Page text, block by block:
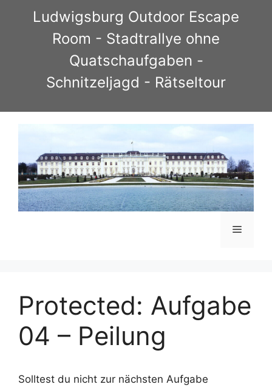
Ludwigsburg Outdoor Escape
Room - Stadtrallye ohne
Quatschaufgaben -
Schnitzeljagd - Rätseltour
Menü
Protected: Aufgabe
04 – Peilung
Solltest du nicht zur nächsten Aufgabe